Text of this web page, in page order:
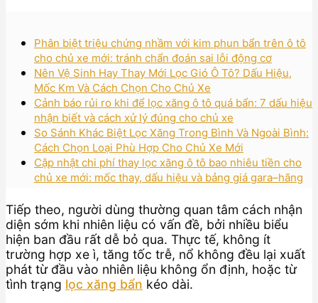
Phân biệt triệu chứng nhầm với kim phun bẩn trên ô tô
cho chủ xe mới: tránh chẩn đoán sai lỗi động cơ
Nên Vệ Sinh Hay Thay Mới Lọc Gió Ô Tô? Dấu Hiệu,
Mốc Km Và Cách Chọn Cho Chủ Xe
Cảnh báo rủi ro khi để lọc xăng ô tô quá bẩn: 7 dấu hiệu
nhận biết và cách xử lý đúng cho chủ xe
So Sánh Khác Biệt Lọc Xăng Trong Bình Và Ngoài Bình:
Cách Chọn Loại Phù Hợp Cho Chủ Xe Mới
Cập nhật chi phí thay lọc xăng ô tô bao nhiêu tiền cho
chủ xe mới: mốc thay, dấu hiệu và bảng giá gara–hãng
Tiếp theo, người dùng thường quan tâm cách nhận
diện sớm khi nhiên liệu có vấn đề, bởi nhiều biểu
hiện ban đầu rất dễ bỏ qua. Thực tế, không ít
trường hợp xe ì, tăng tốc trễ, nổ không đều lại xuất
phát từ đầu vào nhiên liệu không ổn định, hoặc từ
tình trạng lọc xăng bẩn kéo dài.